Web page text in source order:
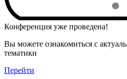
Конференция уже проведена!
Вы можете ознакомиться с
тематики
Перейти